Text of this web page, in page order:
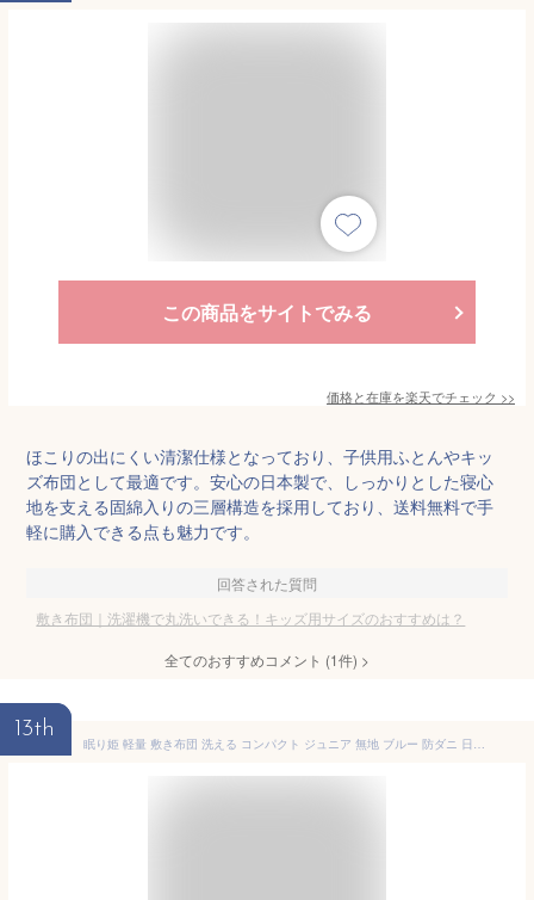
この商品をサイトでみる
価格と在庫を楽天でチェック >>
ほこりの出にくい清潔仕様となっており、子供用ふとんやキッ
ズ布団として最適です。安心の日本製で、しっかりとした寝心
地を支える固綿入りの三層構造を採用しており、送料無料で手
軽に購入できる点も魅力です。
回答された質問
敷き布団｜洗濯機で丸洗いできる！キッズ用サイズのおすすめは？
全てのおすすめコメント (1件) >
13th
眠り姫 軽量 敷き布団 洗える コンパクト ジュニア 無地 ブルー 防ダニ 日本製 ポリエステル 六つ折り